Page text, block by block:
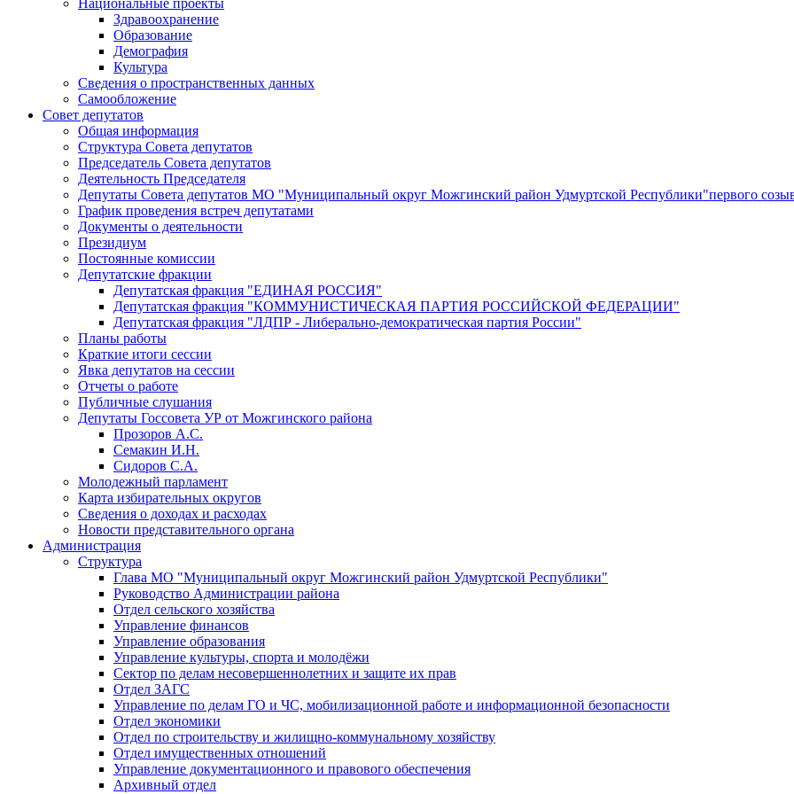
Здравоохранение
Образование
Демография
Культура
Сведения о пространственных данных
Самообложение
Совет депутатов
Общая информация
Структура Совета депутатов
Председатель Совета депутатов
Деятельность Председателя
Депутаты Совета депутатов МО "Муниципальный округ Можгинский район Удмуртской Республики"первого
График проведения встреч депутатами
Документы о деятельности
Президиум
Постоянные комиссии
Депутатские фракции
Депутатская фракция "ЕДИНАЯ РОССИЯ"
Депутатская фракция "КОММУНИСТИЧЕСКАЯ ПАРТИЯ РОССИЙСКОЙ ФЕДЕРАЦИИ"
Депутатская фракция "ЛДПР - Либерально-демократическая партия России"
Планы работы
Краткие итоги сессии
Явка депутатов на сессии
Отчеты о работе
Публичные слушания
Депутаты Госсовета УР от Можгинского района
Прозоров А.С.
Семакин И.Н.
Сидоров С.А.
Молодежный парламент
Карта избирательных округов
Сведения о доходах и расходах
Новости представительного органа
Администрация
Структура
Глава МО "Муниципальный округ Можгинский район Удмуртской Республики"
Руководство Администрации района
Отдел сельского хозяйства
Управление финансов
Управление образования
Управление культуры, спорта и молодёжи
Сектор по делам несовершеннолетних и защите их прав
Отдел ЗАГС
Управление по делам ГО и ЧС, мобилизационной работе и информационной безопасности
Отдел экономики
Отдел по строительству и жилищно-коммунальному хозяйству
Отдел имущественных отношений
Управление документационного и правового обеспечения
Архивный отдел